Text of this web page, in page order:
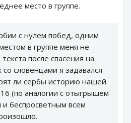
место в группе.
с нулем побед, одним
в группе меня не
после спасения на
словенцами я задавался
ли сербы историю нашей
(по аналогии с отыгрышем
и беспросветным всем